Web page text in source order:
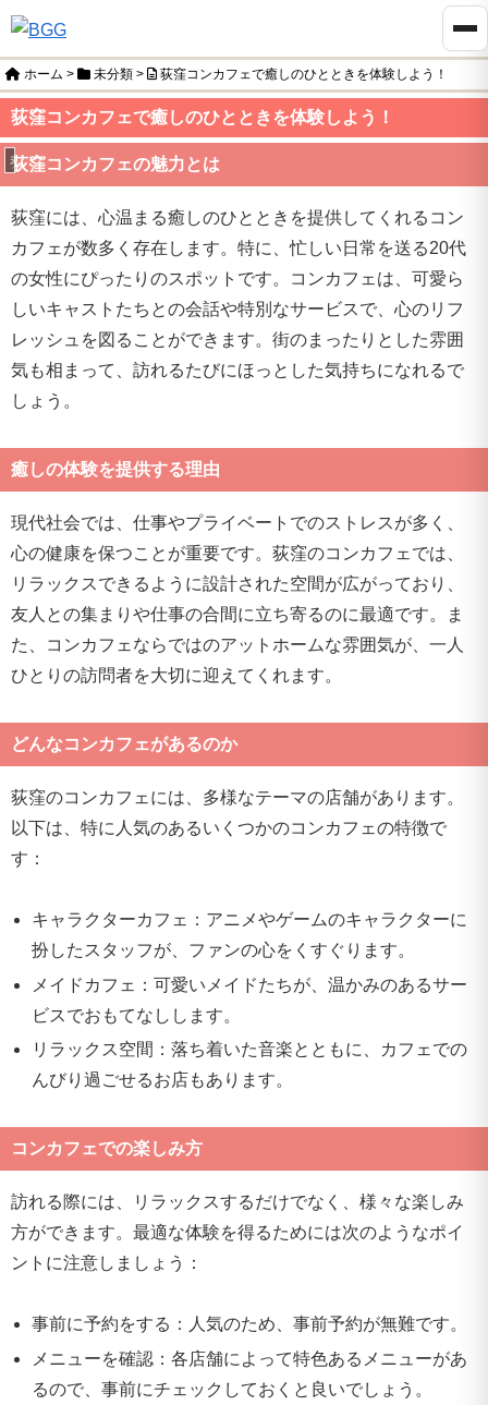
ホーム > 未分類 > 荻窪コンカフェで癒しのひとときを体験しよう！
荻窪コンカフェで癒しのひとときを体験しよう！
未分類
荻窪コンカフェの魅力とは
荻窪には、心温まる癒しのひとときを提供してくれるコン
カフェが数多く存在します。特に、忙しい日常を送る20代
の女性にぴったりのスポットです。コンカフェは、可愛ら
しいキャストたちとの会話や特別なサービスで、心のリフ
レッシュを図ることができます。街のまったりとした雰囲
気も相まって、訪れるたびにほっとした気持ちになれるで
しょう。
癒しの体験を提供する理由
現代社会では、仕事やプライベートでのストレスが多く、
心の健康を保つことが重要です。荻窪のコンカフェでは、
リラックスできるように設計された空間が広がっており、
友人との集まりや仕事の合間に立ち寄るのに最適です。ま
た、コンカフェならではのアットホームな雰囲気が、一人
ひとりの訪問者を大切に迎えてくれます。
どんなコンカフェがあるのか
荻窪のコンカフェには、多様なテーマの店舗があります。
以下は、特に人気のあるいくつかのコンカフェの特徴で
す：
キャラクターカフェ：アニメやゲームのキャラクターに
扮したスタッフが、ファンの心をくすぐります。
メイドカフェ：可愛いメイドたちが、温かみのあるサー
ビスでおもてなしします。
リラックス空間：落ち着いた音楽とともに、カフェでの
んびり過ごせるお店もあります。
コンカフェでの楽しみ方
訪れる際には、リラックスするだけでなく、様々な楽しみ
方ができます。最適な体験を得るためには次のようなポイ
ントに注意しましょう：
事前に予約をする：人気のため、事前予約が無難です。
メニューを確認：各店舗によって特色あるメニューがあ
るので、事前にチェックしておくと良いでしょう。